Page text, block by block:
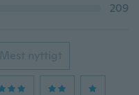
209
Mest nyttigt